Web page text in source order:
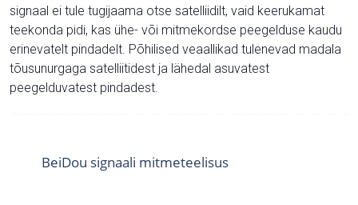
signaal ei tule tugijaama otse satelliidilt, vaid keerukamat
teekonda pidi, kas ühe- või mitmekordse peegelduse kaudu
erinevatelt pindadelt. Põhilised veaallikad tulenevad madala
tõusunurgaga satelliitidest ja lähedal asuvatest
peegelduvatest pindadest.
BeiDou signaali mitmeteelisus